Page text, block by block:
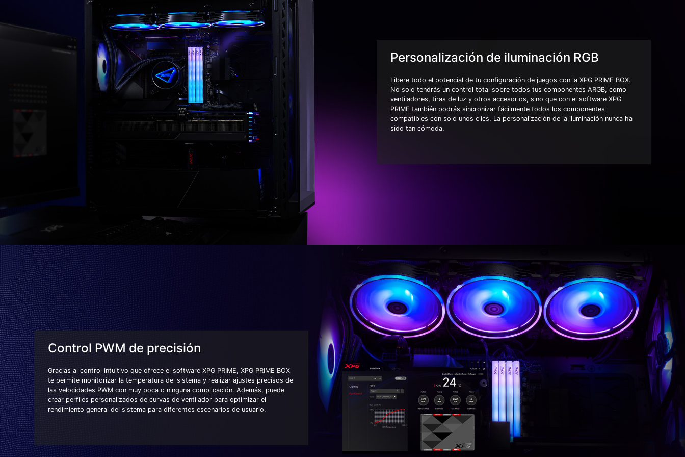
Personalización de iluminación RGB
Libere todo el potencial de tu configuración de juegos con la XPG PRIME BOX.
No solo tendrás un control total sobre todos tus componentes ARGB, como
ventiladores, tiras de luz y otros accesorios, sino que con el software XPG
PRIME también podrás sincronizar fácilmente todos los componentes
compatibles con solo unos clics. La personalización de la iluminación nunca ha
sido tan cómoda.
Control PWM de precisión
Gracias al control intuitivo que ofrece el software XPG PRIME, XPG PRIME BOX
te permite monitorizar la temperatura del sistema y realizar ajustes precisos de
las velocidades PWM con muy poca o ninguna complicación. Además, puede
crear perfiles personalizados de curvas de ventilador para optimizar el
rendimiento general del sistema para diferentes escenarios de usuario.